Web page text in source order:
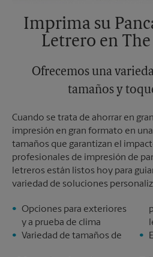
Imprima su
Letrero en The
Ofrecemos una
tamaños y
Cuando se trata de ahorrar en
impresión en gran formato en
tamaños que garantizan el
profesionales de impresión de
letreros están listos hoy para
variedad de soluciones
Opciones para exteriores
y a prueba de clima
Variedad de tamaños de